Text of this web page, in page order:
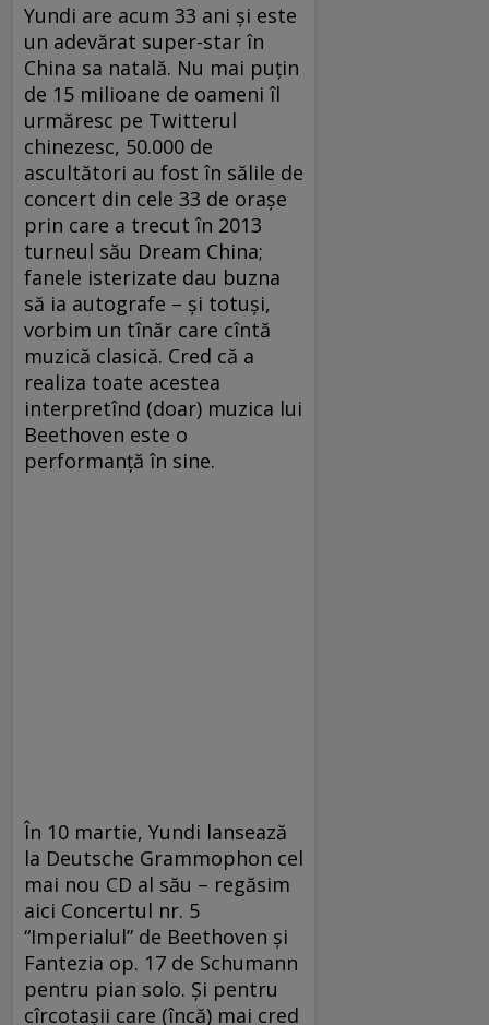
Yundi are acum 33 ani şi este
un adevărat super-star în
China sa natală. Nu mai puţin
de 15 milioane de oameni îl
urmăresc pe Twitterul
chinezesc, 50.000 de
ascultători au fost în sălile de
concert din cele 33 de oraşe
prin care a trecut în 2013
turneul său Dream China;
fanele isterizate dau buzna
să ia autografe – şi totuşi,
vorbim un tînăr care cîntă
muzică clasică. Cred că a
realiza toate acestea
interpretînd (doar) muzica lui
Beethoven este o
performanţă în sine.
În 10 martie, Yundi lansează
la Deutsche Grammophon cel
mai nou CD al său – regăsim
aici Concertul nr. 5
“Imperialul” de Beethoven şi
Fantezia op. 17 de Schumann
pentru pian solo. Şi pentru
cîrcotaşii care (încă) mai cred